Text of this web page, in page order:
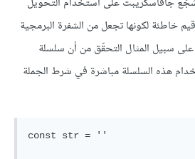
خاطئة لكونها تجعل من الشفرة البرمجية
سبيل المثال التحقّق من أن سلسلة
هذه السلسلة مباشرة في شرط الجملة
const str = ''